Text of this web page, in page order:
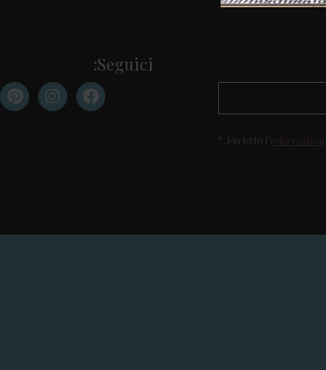
Ho letto l'informativa
Seguici: